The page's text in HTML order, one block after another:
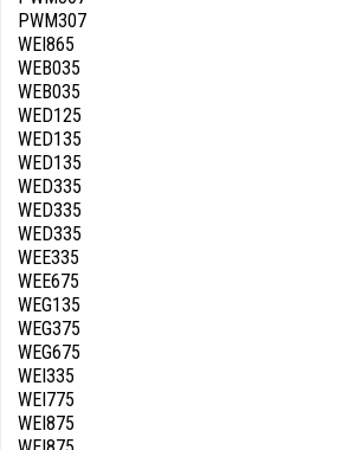
PWM307
WEI865
WEB035
WEB035
WED125
WED135
WED135
WED335
WED335
WED335
WEE335
WEE675
WEG135
WEG375
WEG675
WEI335
WEI775
WEI875